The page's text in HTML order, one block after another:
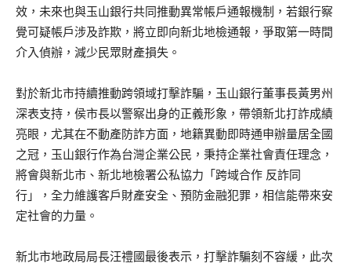
效，未來也與玉山銀行共同推動異常帳戶通報機制，若銀行察
覺可疑帳戶涉及詐欺，將立即向新北地檢通報，爭取第一時間
介入偵辦，減少民眾財產損失。
對於新北市持續推動跨領域打擊詐騙，玉山銀行董事長黃男州
深表支持，侯市長以警察出身的正義形象，帶領新北打詐成績
亮眼，尤其在不動產防詐方面，地籍異動即時通申辦量居全國
之冠，玉山銀行作為台灣企業公民，秉持企業社會責任理念，
將會與新北市、新北地檢署公私協力「跨域合作 反詐同
行」，全力維護客戶財產安全、預防金融犯罪，相信能帶來安
定社會的力量。
新北市地政局局長汪禮國最後表示，打擊詐騙刻不容緩，此次